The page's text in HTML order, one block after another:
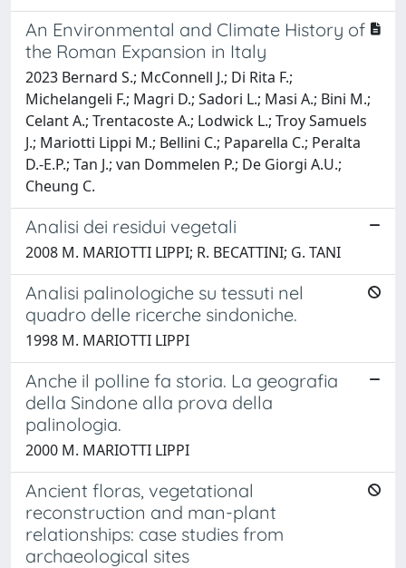
An Environmental and Climate History of
the Roman Expansion in Italy
2023 Bernard S.; McConnell J.; Di Rita F.;
Michelangeli F.; Magri D.; Sadori L.; Masi A.; Bini M.;
Celant A.; Trentacoste A.; Lodwick L.; Troy Samuels
J.; Mariotti Lippi M.; Bellini C.; Paparella C.; Peralta
D.-E.P.; Tan J.; van Dommelen P.; De Giorgi A.U.;
Cheung C.
Analisi dei residui vegetali
2008 M. MARIOTTI LIPPI; R. BECATTINI; G. TANI
Analisi palinologiche su tessuti nel
quadro delle ricerche sindoniche.
1998 M. MARIOTTI LIPPI
Anche il polline fa storia. La geografia
della Sindone alla prova della
palinologia.
2000 M. MARIOTTI LIPPI
Ancient floras, vegetational
reconstruction and man-plant
relationships: case studies from
archaeological sites